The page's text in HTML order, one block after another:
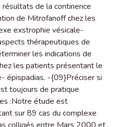
de la continence
de Mitrofanoff chez les
exstrophie vésicale-
thérapeutiques de
les indications de
les patients présentant le
épispadias. -{09}Préciser si
toujours de pratique
:Notre étude est
sur 89 cas du complexe